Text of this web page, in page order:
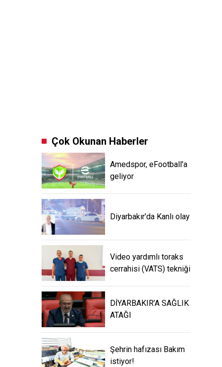
Çok Okunan Haberler
Amedspor, eFootball'a
geliyor
Diyarbakır'da Kanlı olay
Video yardımlı toraks
cerrahisi (VATS) tekniği
DİYARBAKIR’A SAĞLIK
ATAĞI
Şehrin hafızası Bakım
istiyor!